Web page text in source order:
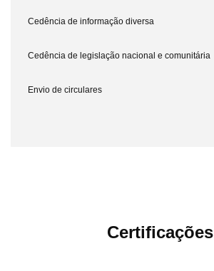
Cedência de informação diversa
Cedência de legislação nacional e comunitária
Envio de circulares
Certificações